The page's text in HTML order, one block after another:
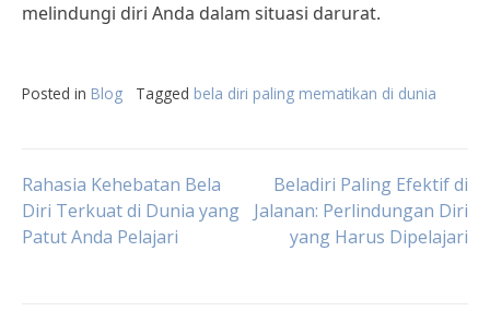
melindungi diri Anda dalam situasi darurat.
Posted in Blog Tagged bela diri paling mematikan di dunia
Post
navigation
Rahasia Kehebatan Bela
Diri Terkuat di Dunia yang
Patut Anda Pelajari
Beladiri Paling Efektif di
Jalanan: Perlindungan Diri
yang Harus Dipelajari